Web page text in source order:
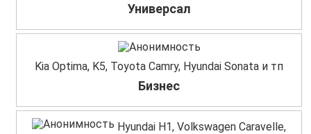
Универсал
Kia Optima, K5, Toyota Camry, Hyundai Sonata и тп
Бизнес
Hyundai H1, Volkswagen Caravelle,